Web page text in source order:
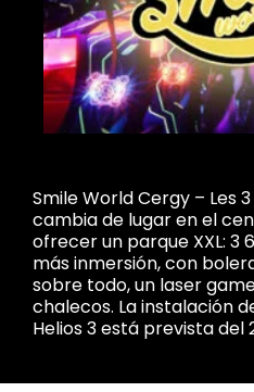
Smile World Cergy – Les
cambia de lugar en el
ofrecer un parque XXL: 3
más inmersión, con
sobre todo, un laser
chalecos. La instalación
Helios 3 está prevista del